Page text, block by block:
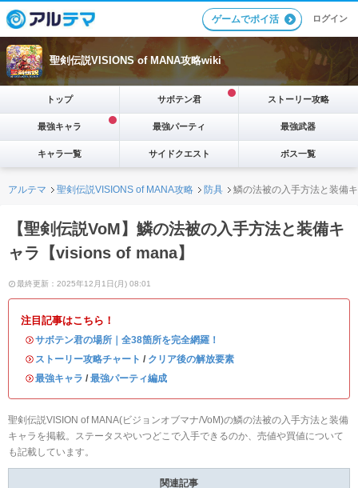
ゲームでポイ活 ログイン
聖剣伝説VISIONS of MANA攻略wiki
トップ サボテン君 ストーリー攻略
最強キャラ 最強パーティ 最強武器
キャラ一覧 サイドクエスト ボス一覧
アルテマ 聖剣伝説VISIONS of MANA攻略 防具 鱗の法被の入手方法と装備
【聖剣伝説VoM】鱗の法被の入手方法と装備キ
ャラ【visions of mana】
最終更新：2025年12月1日(月) 08:01
注目記事はこちら！
・サボテン君の場所｜全38箇所を完全網羅！
・ ストーリー攻略チャート / クリア後の解放要素
・最強キャラ / 最強パーティ編成
聖剣伝説VISION of MANA(ビジョンオブマナ/VoM)の鱗の法被の入手方法と装備
キャラを掲載。ステータスやいつどこで入手できるのか、売値や買値について
も記載しています。
関連記事